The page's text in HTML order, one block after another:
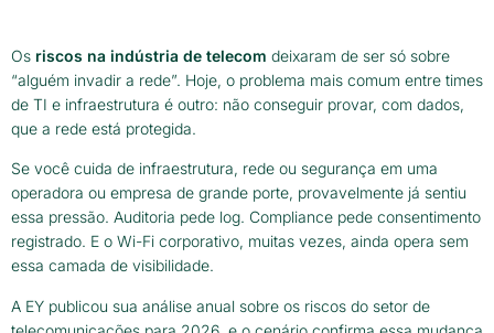
Os riscos na indústria de telecom deixaram de ser só sobre
“alguém invadir a rede”. Hoje, o problema mais comum entre times
de TI e infraestrutura é outro: não conseguir provar, com dados,
que a rede está protegida.
Se você cuida de infraestrutura, rede ou segurança em uma
operadora ou empresa de grande porte, provavelmente já sentiu
essa pressão. Auditoria pede log. Compliance pede consentimento
registrado. E o Wi-Fi corporativo, muitas vezes, ainda opera sem
essa camada de visibilidade.
A EY publicou sua análise anual sobre os riscos do setor de